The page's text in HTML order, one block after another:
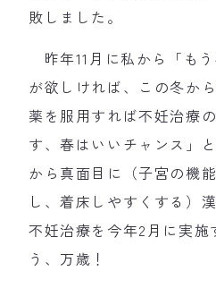
敗しました。
昨年11月に私から「も
が欲しければ、この冬か
薬を服用すれば不妊治療
す、春はいいチャンス」
から真面目に（子宮の機
し、着床しやすくする）
不妊治療を今年2月に実施
う、万歳！